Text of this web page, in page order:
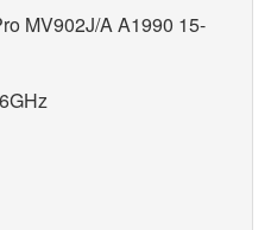
MV902J/A A1990 15-